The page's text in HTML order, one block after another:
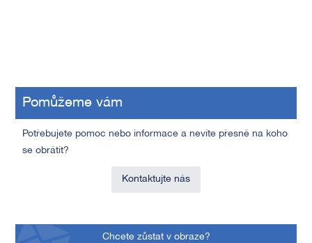
Pomůžeme vám
Potřebujete pomoc nebo informace a nevíte přesně na koho
se obrátit?
Kontaktujte nás
Chcete zůstat v obraze?